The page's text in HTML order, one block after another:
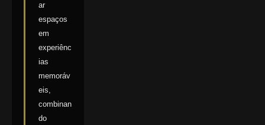
ar
espaços
em
experiênc
ias
memoráv
eis,
combinan
do